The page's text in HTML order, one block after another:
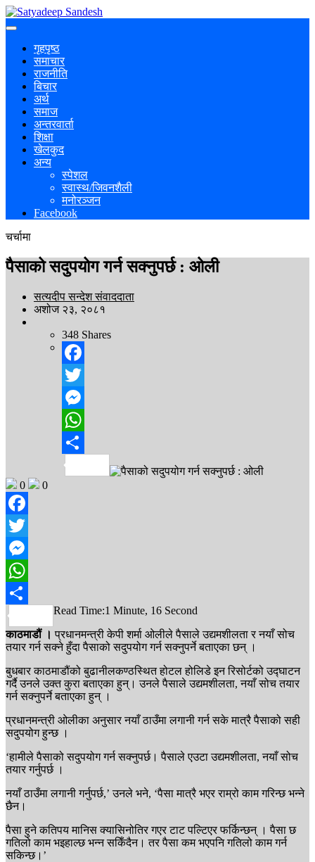
गृहपृष्ठ
समाचार
राजनीति
बिचार
अर्थ
समाज
अन्तरवार्ता
शिक्षा
खेलकुद
अन्य
स्पेशल
स्वास्थ/जिवनशैली
मनोरञ्जन
Facebook
चर्चामा
पैसाको सदुपयोग गर्न सक्नुपर्छ : ओली
सत्यदीप सन्देश संवाददाता
अशोज २३, २०८१
348 Shares
Facebook
Twitter
Messenger
WhatsApp
Share
0
0
Facebook
Twitter
Messenger
WhatsApp
Share
Read Time:1 Minute, 16 Second
काठमाडौं । प्रधानमन्त्री केपी शर्मा ओलीले पैसाले उद्यमशीलता र नयाँ सोच
तयार गर्न सक्ने हुँदा पैसाको सदुपयोग गर्न सक्नुपर्ने बताएका छन् ।
बुधबार काठमाडौंको बुढानीलकण्ठस्थित होटल होलिडे इन रिसोर्टको उद्घाटन
गर्दै उनले उक्त कुरा बताएका हुन्। उनले पैसाले उद्यमशीलता, नयाँ सोच तयार
गर्न सक्नुपर्ने बताएका हुन् ।
प्रधानमन्त्री ‌ओलीका अनुसार नयाँ ठाउँमा लगानी गर्न सके मात्रै पैसाको सही
सदुपयोग हुन्छ ।
‘हामीले पैसाको सदुपयोग गर्न सक्नुपर्छ। पैसाले एउटा उद्यमशीलता, नयाँ सोच
तयार गर्नुपर्छ ।
नयाँ ठाउँमा लगानी गर्नुपर्छ,’ उनले भने, ‘पैसा मात्रै भएर राम्रो काम गरिन्छ भन्ने
छैन।
पैसा हुने कतिपय मानिस क्यासिनोतिर गएर टाट पल्टिएर फर्किन्छन् । पैसा छ
गतिलो काम भइहाल्छ भन्न सकिँदैन। तर पैसा कम भएपनि गतिलो काम गर्न
सकिन्छ।’